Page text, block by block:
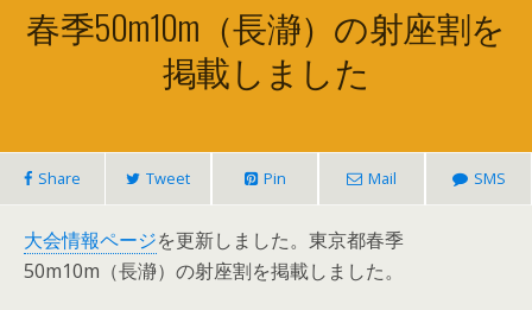
春季50m10m（長瀞）の射座割を
掲載しました
Share Tweet Pin Mail SMS
大会情報ページを更新しました。東京都春季
50m10m（長瀞）の射座割を掲載しました。